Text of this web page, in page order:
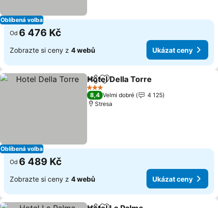
Oblíbená volba
Od 6 476 Kč
Zobrazte si ceny z 4 webů Ukázat ceny
Oblíbená volba
SdíletPřidat na seznam oblíbených
Hotel Della Torre
3 Počet hvězdiček
8,4 Velmi dobré
4 125
Stresa
Od 6 489 Kč
Zobrazte si ceny z 4 webů Ukázat ceny